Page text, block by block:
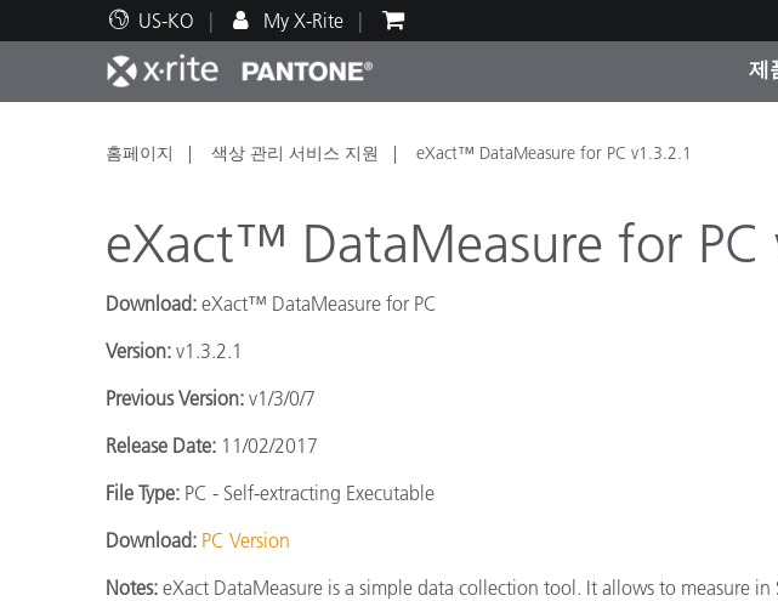
US-KO My X-Rite
제
주요 제품 제품 카테고리
인쇄 및 패키징
자동차
플라스틱
페인트 및 코팅
기술 지원 서비스 및 유지보수
교육 리소스 교육
홈페이지 색상 관리 서비스 지원 eXact™ DataMeasure for PC v1.3.2.1
eXact™ DataMeasure for PC
Download: eXact™ DataMeasure for PC
Version: v1.3.2.1
Previous Version: v1/3/0/7
Release Date: 11/02/2017
File Type: PC - Self-extracting Executable
Download: PC Version
Notes: eXact DataMeasure is a simple data collection tool. It allows to measure in